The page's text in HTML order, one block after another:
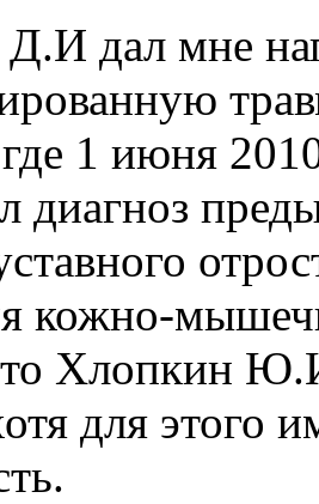
Д.И дал мне
1 июня
диагноз
кожно-
Хлопкин
для этого